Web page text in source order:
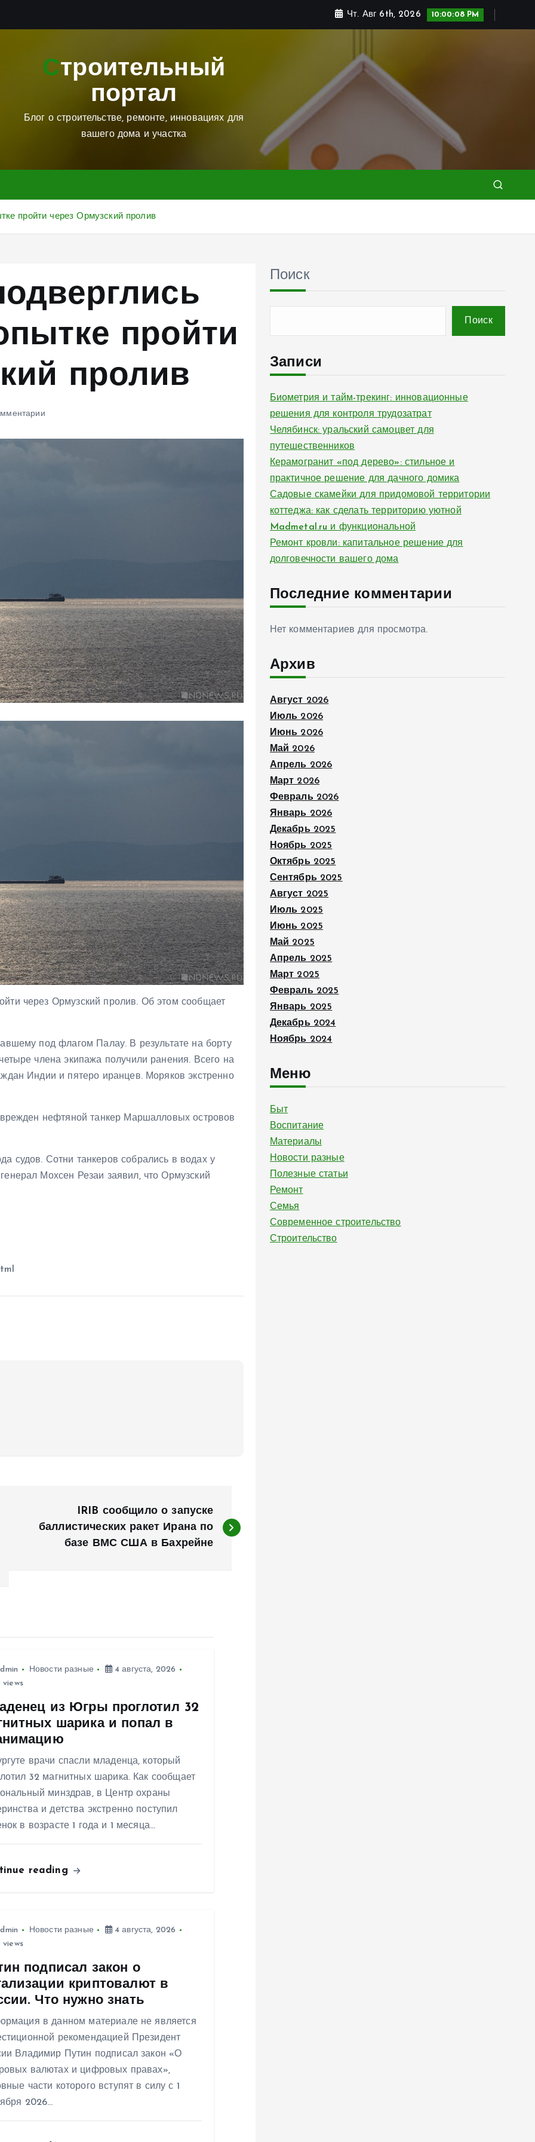
Чт. Авг 6th, 2026 10:00:10 PM
Строительный
портал
Блог о строительстве, ремонте, инновациях для
вашего дома и участка
пройти через Ормузский пролив
пройти
пролив
через Ормузский пролив. Об этом сообщает
под флагом Палау. В результате на борту
члена экипажа получили ранения. Всего на
Индии и пятеро иранцев. Моряков экстренно
нефтяной танкер Маршалловых островов
судов. Сотни танкеров собрались в водах у
Мохсен Резаи заявил, что Ормузский
IRIB сообщило о запуске
баллистических ракет Ирана по
базе ВМС США в Бахрейне
Новости разные
4 августа, 2026
views
из Югры проглотил 32
шарика и попал в
врачи спасли младенца, который
32 магнитных шарика. Как сообщает
минздрав, в Центр охраны
и детства экстренно поступил
в возрасте 1 года и 1 месяца…
reading
Новости разные
4 августа, 2026
views
подписал закон о
криптовалют в
Что нужно знать
в данном материале не является
рекомендацией Президент
Владимир Путин подписал закон «О
валютах и цифровых правах»,
части которого вступят в силу с 1
2026…
Поиск
Поиск
Записи
Биометрия и тайм-трекинг: инновационные
решения для контроля трудозатрат
Челябинск: уральский самоцвет для
путешественников
Керамогранит «под дерево»: стильное и
практичное решение для дачного домика
Садовые скамейки для придомовой территории
коттеджа: как сделать территорию уютной
Madmetal.ru и функциональной
Ремонт кровли: капитальное решение для
долговечности вашего дома
Последние комментарии
Нет комментариев для просмотра.
Архив
Август 2026
Июль 2026
Июнь 2026
Май 2026
Апрель 2026
Март 2026
Февраль 2026
Январь 2026
Декабрь 2025
Ноябрь 2025
Октябрь 2025
Сентябрь 2025
Август 2025
Июль 2025
Июнь 2025
Май 2025
Апрель 2025
Март 2025
Февраль 2025
Январь 2025
Декабрь 2024
Ноябрь 2024
Меню
Быт
Воспитание
Материалы
Новости разные
Полезные статьи
Ремонт
Семья
Современное строительство
Строительство